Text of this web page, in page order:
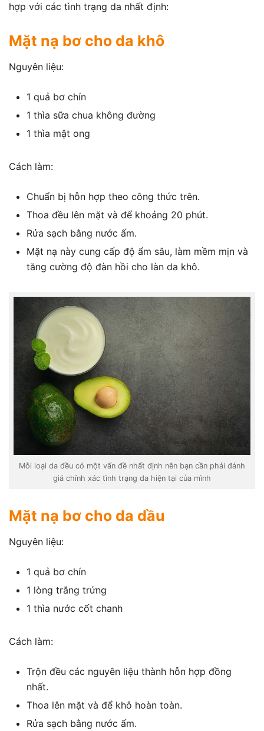
hợp với các tình trạng da nhất định:
Mặt nạ bơ cho da khô
Nguyên liệu:
1 quả bơ chín
1 thìa sữa chua không đường
1 thìa mật ong
Cách làm:
Chuẩn bị hỗn hợp theo công thức trên.
Thoa đều lên mặt và để khoảng 20 phút.
Rửa sạch bằng nước ấm.
Mặt nạ này cung cấp độ ẩm sâu, làm mềm mịn và
tăng cường độ đàn hồi cho làn da khô.
Mỗi loại da đều có một vấn đề nhất định nên bạn cần phải đánh
giá chính xác tình trạng da hiện tại của mình
Mặt nạ bơ cho da dầu
Nguyên liệu:
1 quả bơ chín
1 lòng trắng trứng
1 thìa nước cốt chanh
Cách làm:
Trộn đều các nguyên liệu thành hỗn hợp đồng
nhất.
Thoa lên mặt và để khô hoàn toàn.
Rửa sạch bằng nước ấm.